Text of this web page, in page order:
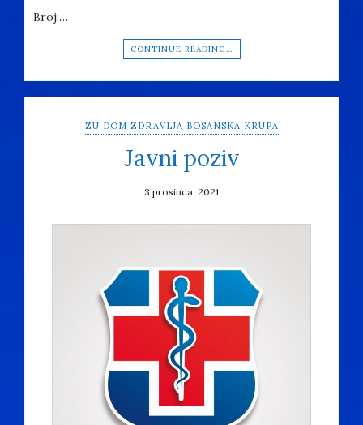
Broj:…
CONTINUE READING…
ZU DOM ZDRAVLJA BOSANSKA KRUPA
Javni poziv
3 prosinca, 2021